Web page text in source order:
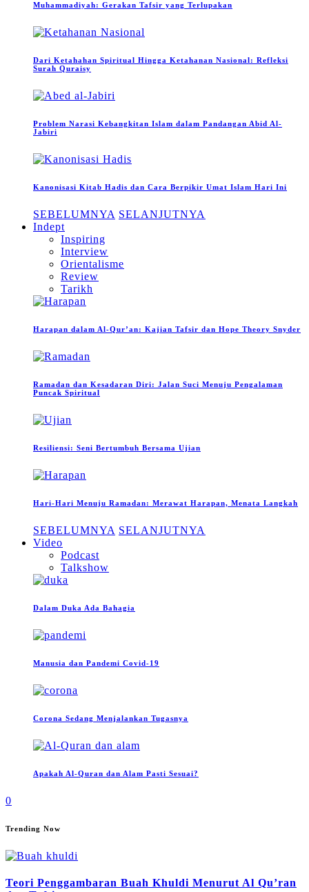
Muhammadiyah: Gerakan Tafsir yang Terlupakan
Dari Ketahahan Spiritual Hingga Ketahanan Nasional: Refleksi
Surah Quraisy
Problem Narasi Kebangkitan Islam dalam Pandangan Abid Al-
Jabiri
Kanonisasi Kitab Hadis dan Cara Berpikir Umat Islam Hari Ini
SEBELUMNYA SELANJUTNYA
Indept
Inspiring
Interview
Orientalisme
Review
Tarikh
Harapan dalam Al-Qur’an: Kajian Tafsir dan Hope Theory Snyder
Ramadan dan Kesadaran Diri: Jalan Suci Menuju Pengalaman
Puncak Spiritual
Resiliensi: Seni Bertumbuh Bersama Ujian
Hari-Hari Menuju Ramadan: Merawat Harapan, Menata Langkah
SEBELUMNYA SELANJUTNYA
Video
Podcast
Talkshow
Dalam Duka Ada Bahagia
Manusia dan Pandemi Covid-19
Corona Sedang Menjalankan Tugasnya
Apakah Al-Quran dan Alam Pasti Sesuai?
0
Trending Now
Teori Penggambaran Buah Khuldi Menurut Al Qu’ran